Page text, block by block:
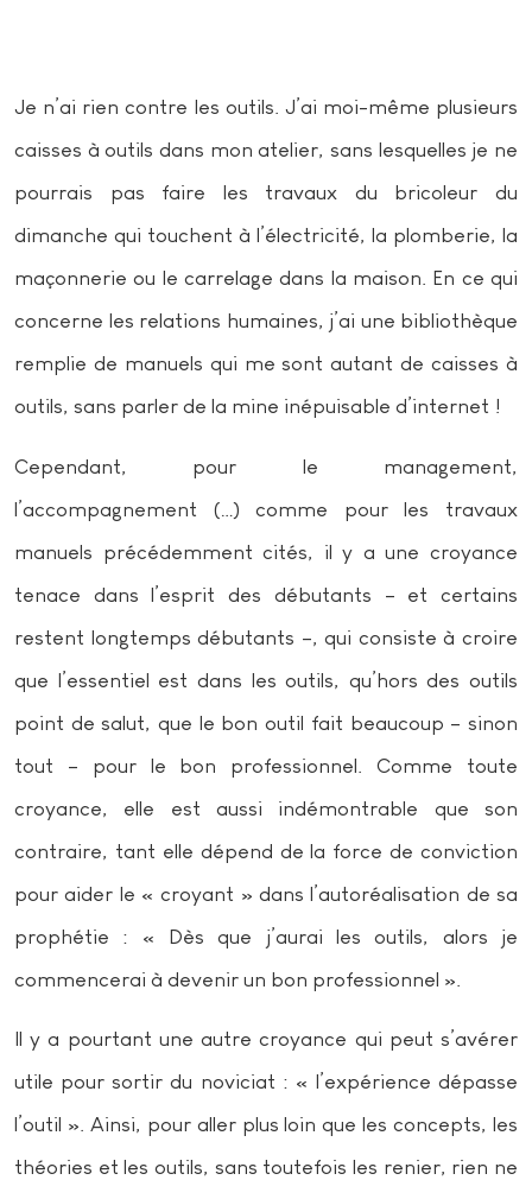
Je n’ai rien contre les outils. J’ai moi-même plusieurs
caisses à outils dans mon atelier, sans lesquelles je ne
pourrais pas faire les travaux du bricoleur du
dimanche qui touchent à l’électricité, la plomberie, la
maçonnerie ou le carrelage dans la maison. En ce qui
concerne les relations humaines, j’ai une bibliothèque
remplie de manuels qui me sont autant de caisses à
outils, sans parler de la mine inépuisable d’internet !
Cependant, pour le management,
l’accompagnement (…) comme pour les travaux
manuels précédemment cités, il y a une croyance
tenace dans l’esprit des débutants – et certains
restent longtemps débutants –, qui consiste à croire
que l’essentiel est dans les outils, qu’hors des outils
point de salut, que le bon outil fait beaucoup – sinon
tout – pour le bon professionnel. Comme toute
croyance, elle est aussi indémontrable que son
contraire, tant elle dépend de la force de conviction
pour aider le « croyant » dans l’autoréalisation de sa
prophétie : « Dès que j’aurai les outils, alors je
commencerai à devenir un bon professionnel ».
Il y a pourtant une autre croyance qui peut s’avérer
utile pour sortir du noviciat : « l’expérience dépasse
l’outil ». Ainsi, pour aller plus loin que les concepts, les
théories et les outils, sans toutefois les renier, rien ne